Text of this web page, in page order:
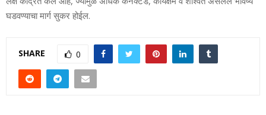
घडवण्‍याचा मार्ग सुकर होईल.
SHARE 0